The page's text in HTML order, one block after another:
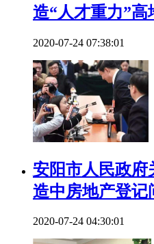
造“人才重力”高
2020-07-24 07:38:01
安阳市人民政府
造中房地产登记
2020-07-24 04:30:01